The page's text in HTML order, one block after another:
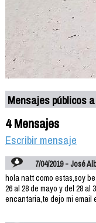
Mensajes públicos
4 Mensajes
Escribir mensaje
7/04/2019 - José
hola natt como estas,soy
26 al 28 de mayo y del 28 al
encantaria,te dejo mi email